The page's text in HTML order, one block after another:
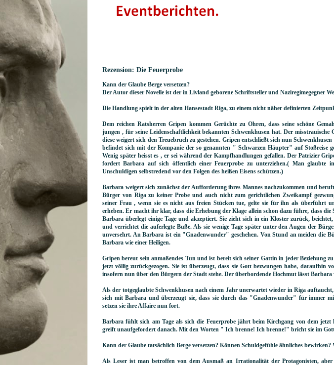
Rezension: Die Feuerprobe
Kann der Glaube Berge versetzen?
Der Autor dieser Novelle ist der in Livland geborene Schriftsteller und Naziregimegegner
Die Handlung spielt in der alten Hansestadt Riga, zu einem nicht näher definierten
Dem reichen Ratsherren Gripen kommen Gerüchte zu Ohren, dass seine schöne
jungen , für seine Leidenschaftlichkeit bekannten Schwenkhusen hat. Der misstrauische
diese weigert sich den Treuebruch zu gestehen. Gripen entschließt sich nun
befindet sich mit der Kompanie der so genannten " Schwarzen Häupter" auf Stoßreise
Wenig später heisst es , er sei während der Kampfhandlungen gefallen. Der Patrizier
fordert Barbara auf sich öffentlich einer Feuerprobe zu unterziehen.( Man glaubte
Unschuldigen selbstredend vor den Folgen des heißen Eisens schützen.)
Barbara weigert sich zunächst der Aufforderung ihres Mannes nachzukommen und
Bürger von Riga zu keiner Probe und auch nicht zum gerichtlichen Zweikampf
seiner Frau , wenn sie es nicht aus freien Stücken tue, gelte sie für ihn als überführt
erheben. Er macht ihr klar, dass die Erhebung der Klage allein schon dazu führe, dass die
Barbara überlegt einige Tage und akzeptiert. Sie zieht sich in ein Kloster zurück,
und verrichtet die auferlegte Buße. Als sie wenige Tage später unter den Augen der
unversehrt. An Barbara ist ein "Gnadenwunder" geschehen. Von Stund an meiden die
Barbara wie einer Heiligen.
Gripen bereut sein anmaßendes Tun und ist bereit sich seiner Gattin in jeder Beziehung
jetzt völlig zurückgezogen. Sie ist überzeugt, dass sie Gott bezwungen habe, daraufhin
insofern nun über den Bürgern der Stadt stehe. Der überbordende Hochmut lässt Barbara
Als der totgeglaubte Schwenkhusen nach einem Jahr unerwartet wieder in Riga
sich mit Barbara und überzeugt sie, dass sie durch das "Gnadenwunder" für immer
setzen sie ihre Affaire nun fort.
Barbara fühlt sich am Tage als sich die Feuerprobe jährt beim Kirchgang von dem jetzt
greift unaufgefordert danach. Mit den Worten " Ich brenne! Ich brenne!" bricht sie im
Kann der Glaube tatsächlich Berge versetzen? Können Schuldgefühle ähnliches bewirken?
Als Leser ist man betroffen von dem Ausmaß an Irrationalität der Protagonisten,